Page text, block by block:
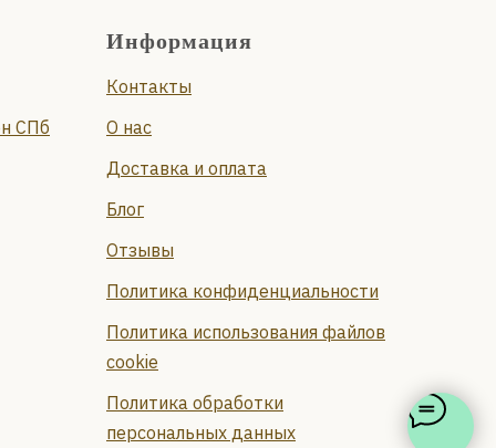
СПб
Информация
Контакты
О нас
Доставка и оплата
Блог
Отзывы
Политика конфиденциальности
Политика использования файлов
cookie
Политика обработки
персональных данных